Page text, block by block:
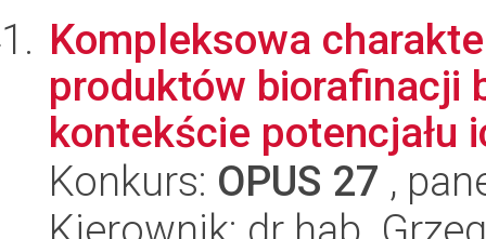
Kompleksowa
produktów biorafinacji
kontekście potencjału
Konkurs: OPUS 27 ,